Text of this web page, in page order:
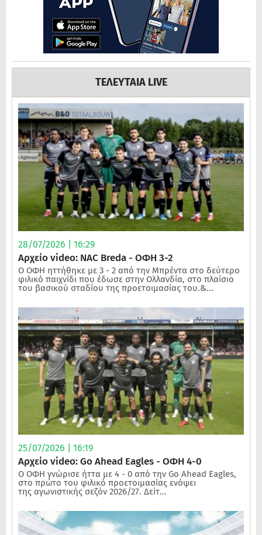
ΤΕΛΕΥΤΑΙΑ LIVE
28/07/2026 | 16:29
Αρχείο video: NAC Breda - ΟΦΗ 3-2
Ο ΟΦΗ ηττήθηκε με 3 - 2 από την Μπρέντα στο δεύτερο
φιλικό παιχνίδι που έδωσε στην Ολλανδία, στο πλαίσιο
του βασικού σταδίου της προετοιμασίας του.&...
25/07/2026 | 16:19
Αρχείο video: Go Ahead Eagles - ΟΦΗ 4-0
Ο ΟΦΗ γνώρισε ήττα με 4 - 0 από την Go Ahead Eagles,
στο πρώτο του φιλικό προετοιμασίας ενόψει
της αγωνιστικής σεζόν 2026/27. Δείτ...